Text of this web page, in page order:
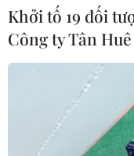
Khởi tố 19 đối
Công ty Tân